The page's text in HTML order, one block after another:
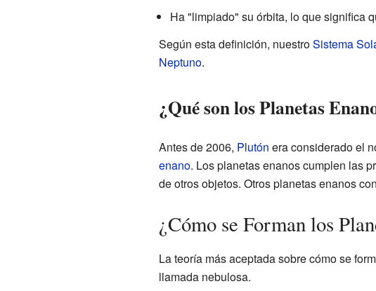
Ha "limpiado" su órbita, lo que significa
Según esta definición, nuestroSistema
Neptuno.
¿Qué son los Planetas
Antes de 2006, Plutón era considerado el
enano. Los planetas enanos cumplen las
de otros objetos. Otros planetas enanos
¿Cómo se Forman los
La teoría más aceptada sobre cómo se
llamada nebulosa.